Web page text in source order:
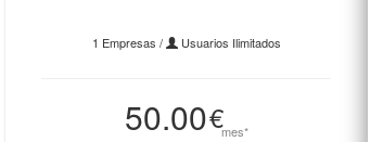
1 Empresas / Usuarios Ilimitados
50.00€mes*